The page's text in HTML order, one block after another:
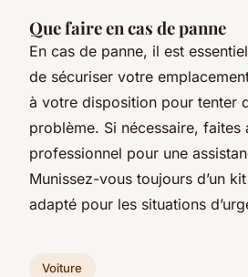
Que faire en cas de panne
En cas de panne, il est
de sécuriser votre
à votre disposition pour tenter
problème. Si nécessaire, faites
professionnel pour une
Munissez-vous toujours d’un
adapté pour les situations
Voiture